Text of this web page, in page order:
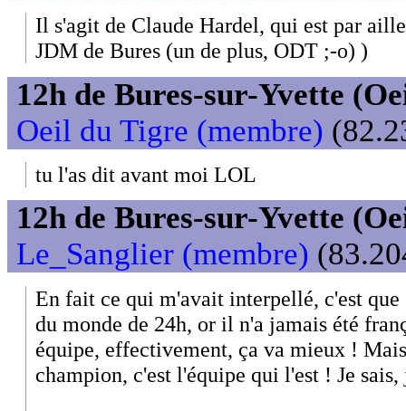
Il s'agit de Claude Hardel, qui est par
JDM de Bures (un de plus, ODT ;-o) )
12h de Bures-sur-Yvette
Oeil du Tigre (membre)
tu l'as dit avant moi LOL
12h de Bures-sur-Yvette
Le_Sanglier (membre)
En fait ce qui m'avait interpellé, c'est
du monde de 24h, or il n'a jamais été
équipe, effectivement, ça va mieux !
champion, c'est l'équipe qui l'est ! Je